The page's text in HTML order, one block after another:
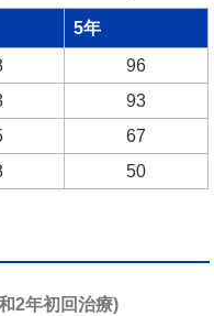
5年
96
93
67
50
2年初回治療)